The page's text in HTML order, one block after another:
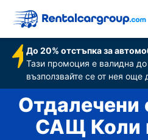
До 20% отстъпка за
Тази промоция е валидна до
възползвайте се от нея още
Отдалечени
САЩ Коли